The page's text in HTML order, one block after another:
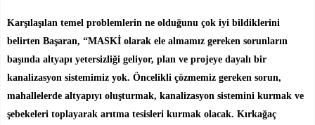
Karşılaşılan temel problemlerin ne olduğunu çok iyi bildiklerini
belirten Başaran, “MASKİ olarak ele almamız gereken sorunların
başında altyapı yetersizliği geliyor, plan ve projeye dayalı bir
kanalizasyon sistemimiz yok. Öncelikli çözmemiz gereken sorun,
mahallelerde altyapıyı oluşturmak, kanalizasyon sistemini kurmak ve
şebekeleri toplayarak arıtma tesisleri kurmak olacak. Kırkağaç